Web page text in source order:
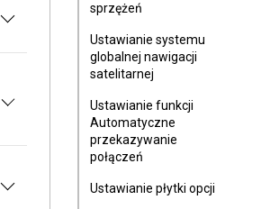
sprzężeń
Ustawianie systemu
globalnej nawigacji
satelitarnej
Ustawianie funkcji
Automatyczne
przekazywanie
połączeń
Ustawianie płytki opcji